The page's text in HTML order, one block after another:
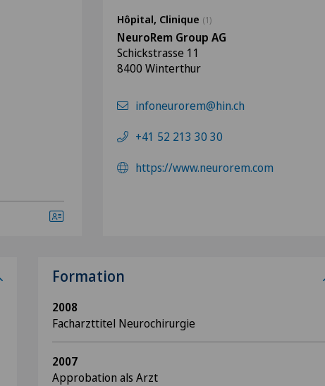
Hôpital, Clinique (1)
NeuroRem Group AG
Schickstrasse 11
8400 Winterthur
infoneurorem@hin.ch
+41 52 213 30 30
https://www.neurorem.com
Formation
2008
Facharzttitel Neurochirurgie
2007
Approbation als Arzt